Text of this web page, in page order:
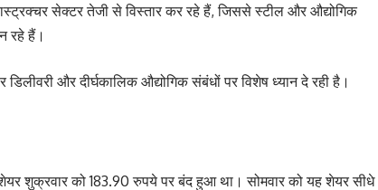
सेक्टर तेजी से विस्तार कर रहे हैं, जिससे स्टील और औद्योगिक
रहे हैं।
और दीर्घकालिक औद्योगिक संबंधों पर विशेष ध्यान दे रही है।
शुक्रवार को 183.90 रुपये पर बंद हुआ था। सोमवार को यह शेयर सीधे